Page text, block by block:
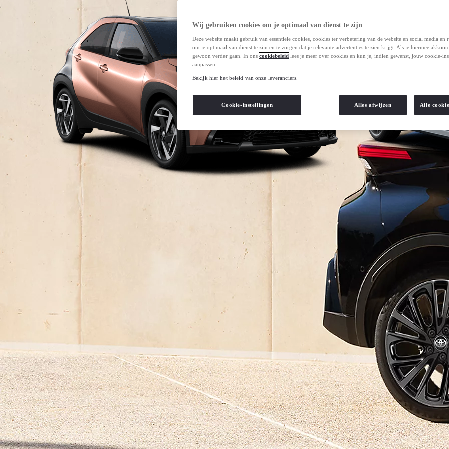
€ 197,98 p/m*
Vanaf € 27.195,-
€ 226,70 p/m*
Wij gebruiken cookies om je optimaal van dienst te zijn
Deze website maakt gebruik van essentiële cookies, cookies ter verbetering van de website en social media en
om je optimaal van dienst te zijn en te zorgen dat je relevante advertenties te zien krijgt. Als je hiermee
gewoon verder gaan. In ons cookiebeleid lees je meer over cookies en kun je, indien gewenst, jouw cookie-
aanpassen.
Bekijk hier het beleid van onze leveranciers.
Cookie-instellingen Alles afwijzen Alle